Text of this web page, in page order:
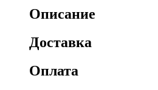
Описание
Доставка
Оплата